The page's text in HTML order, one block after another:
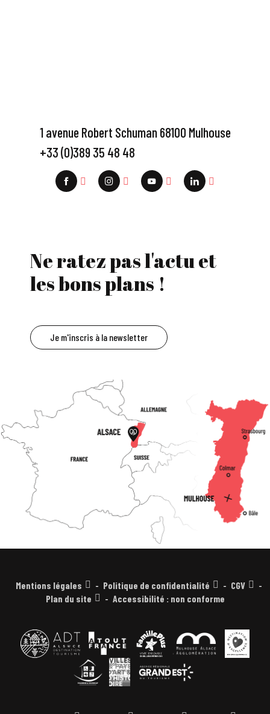
1 avenue Robert Schuman 68100 Mulhouse
+33 (0)389 35 48 48
Ne ratez pas l'actu et
les bons plans !
Je m'inscris à la newsletter
Mentions légales Politique de confidentialité
CGV
Plan du site
Accessibilité : non conforme